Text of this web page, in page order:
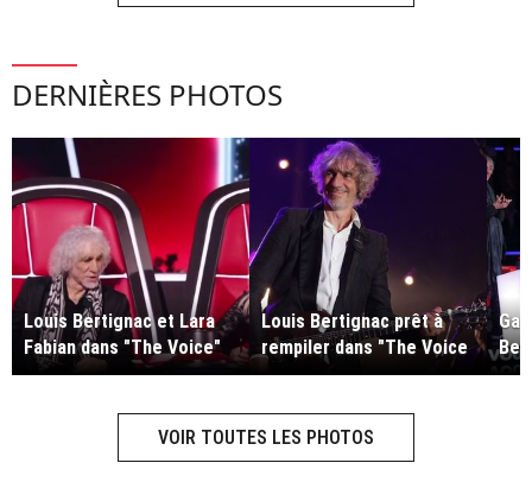
DERNIÈRES PHOTOS
Louis Bertignac et Lara
Fabian dans "The Voice"
sur TF1.
Louis Bertignac prêt à
rempiler dans "The Voice
Kids"
sur
VOIR TOUTES LES PHOTOS